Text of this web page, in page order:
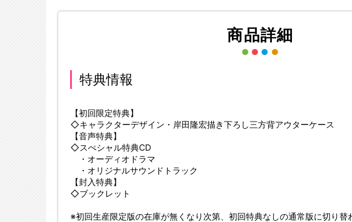
商品詳細
特典情報
【初回限定特典】
◇キャラクターデザイン・岸田隆宏描き下ろし三方背アウターケース
【音声特典】
◇スぺシャル特典CD
・オーディオドラマ
・オリジナルサウンドトラック
【封入特典】
◇ブックレット
※初回生産限定版の在庫が無くなり次第、初回特典なしの通常版に切り替